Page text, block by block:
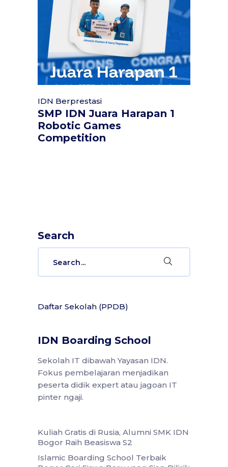
IDN Berprestasi
SMP IDN Juara Harapan 1
Robotic Games
Competition
Search
Daftar Sekolah (PPDB)
IDN Boarding School
Sekolah IT dibawah Yayasan IDN.
Fokus pembelajaran menjadikan
peserta didik expert atau jagoan IT
pinter ngaji.
Kuliah Gratis di Rusia, Alumni SMK IDN
Bogor Raih Beasiswa S2
Islamic Boarding School Terbaik